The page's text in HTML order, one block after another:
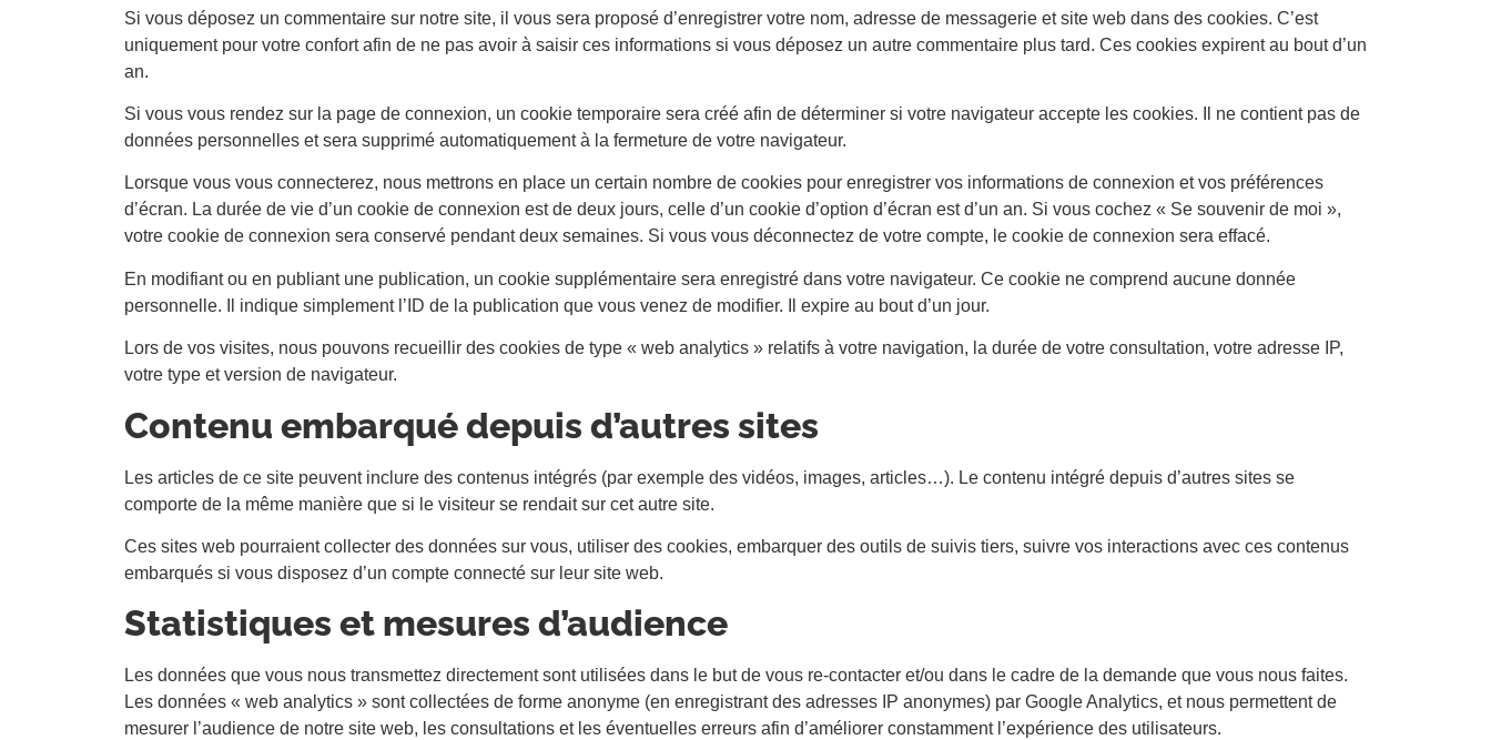
Si vous déposez un commentaire sur notre site, il vous sera proposé d’enregistrer votre nom, adresse de messagerie et site web dans des cookies. C’est
uniquement pour votre confort afin de ne pas avoir à saisir ces informations si vous déposez un autre commentaire plus tard. Ces cookies expirent au bout d’un
an.
Si vous vous rendez sur la page de connexion, un cookie temporaire sera créé afin de déterminer si votre navigateur accepte les cookies. Il ne contient pas de
données personnelles et sera supprimé automatiquement à la fermeture de votre navigateur.
Lorsque vous vous connecterez, nous mettrons en place un certain nombre de cookies pour enregistrer vos informations de connexion et vos préférences
d’écran. La durée de vie d’un cookie de connexion est de deux jours, celle d’un cookie d’option d’écran est d’un an. Si vous cochez « Se souvenir de moi »,
votre cookie de connexion sera conservé pendant deux semaines. Si vous vous déconnectez de votre compte, le cookie de connexion sera effacé.
En modifiant ou en publiant une publication, un cookie supplémentaire sera enregistré dans votre navigateur. Ce cookie ne comprend aucune donnée
personnelle. Il indique simplement l’ID de la publication que vous venez de modifier. Il expire au bout d’un jour.
Lors de vos visites, nous pouvons recueillir des cookies de type « web analytics » relatifs à votre navigation, la durée de votre consultation, votre adresse IP,
votre type et version de navigateur.
Contenu embarqué depuis d’autres sites
Les articles de ce site peuvent inclure des contenus intégrés (par exemple des vidéos, images, articles…). Le contenu intégré depuis d’autres sites se
comporte de la même manière que si le visiteur se rendait sur cet autre site.
Ces sites web pourraient collecter des données sur vous, utiliser des cookies, embarquer des outils de suivis tiers, suivre vos interactions avec ces contenus
embarqués si vous disposez d’un compte connecté sur leur site web.
Statistiques et mesures d’audience
Les données que vous nous transmettez directement sont utilisées dans le but de vous re-contacter et/ou dans le cadre de la demande que vous nous faites.
Les données « web analytics » sont collectées de forme anonyme (en enregistrant des adresses IP anonymes) par Google Analytics, et nous permettent de
mesurer l’audience de notre site web, les consultations et les éventuelles erreurs afin d’améliorer constamment l’expérience des utilisateurs.